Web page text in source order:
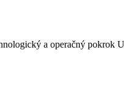
a operačný pokrok